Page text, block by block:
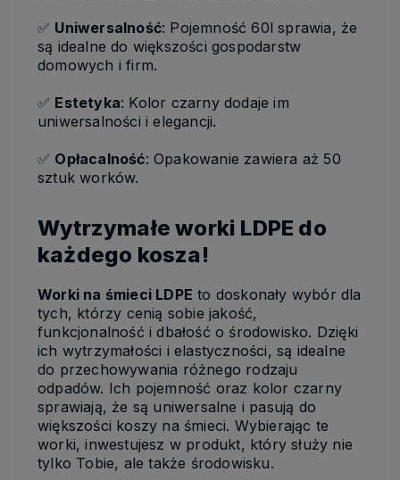
✅ Uniwersalność: Pojemność 60l sprawia, że
są idealne do większości gospodarstw
domowych i firm.
✅ Estetyka: Kolor czarny dodaje im
uniwersalności i elegancji.
✅ Opłacalność: Opakowanie zawiera aż 50
sztuk worków.
Wytrzymałe worki LDPE do
każdego kosza!
Worki na śmieci LDPE to doskonały wybór dla
tych, którzy cenią sobie jakość,
funkcjonalność i dbałość o środowisko. Dzięki
ich wytrzymałości i elastyczności, są idealne
do przechowywania różnego rodzaju
odpadów. Ich pojemność oraz kolor czarny
sprawiają, że są uniwersalne i pasują do
większości koszy na śmieci. Wybierając te
worki, inwestujesz w produkt, który służy nie
tylko Tobie, ale także środowisku.